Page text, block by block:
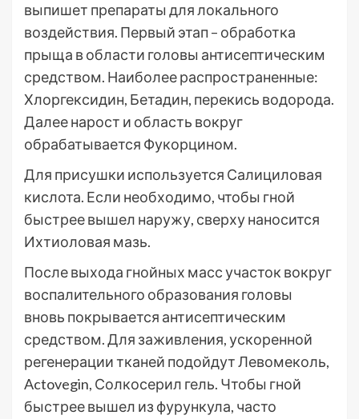
выпишет препараты для локального
воздействия. Первый этап – обработка
прыща в области головы антисептическим
средством. Наиболее распространенные:
Хлоргексидин, Бетадин, перекись водорода.
Далее нарост и область вокруг
обрабатывается Фукорцином.
Для присушки используется Салициловая
кислота. Если необходимо, чтобы гной
быстрее вышел наружу, сверху наносится
Ихтиоловая мазь.
После выхода гнойных масс участок вокруг
воспалительного образования головы
вновь покрывается антисептическим
средством. Для заживления, ускоренной
регенерации тканей подойдут Левомеколь,
Actovegin, Солкосерил гель. Чтобы гной
быстрее вышел из фурункула, часто